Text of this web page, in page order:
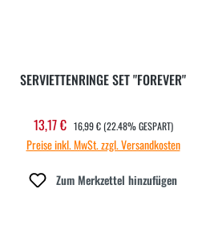
SERVIETTENRINGE SET "FOREVER"
Verkaufspreis:
13,17 € REGULÄRER PREIS:
16,99 € (22.48% GESPART)
Preise inkl. MwSt. zzgl. Versandkosten
Zum Merkzettel hinzufügen